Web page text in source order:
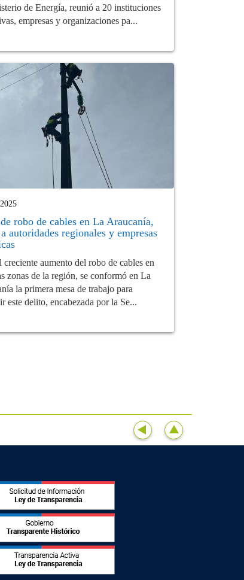
de Energía, reunió a 20 instituciones
empresas y organizaciones pa...
robo de cables en La Araucanía,
autoridades regionales y empresas
creciente aumento del robo de cables en
zonas de la región, se conformó en La
la primera mesa de trabajo para
este delito, encabezada por la Se...